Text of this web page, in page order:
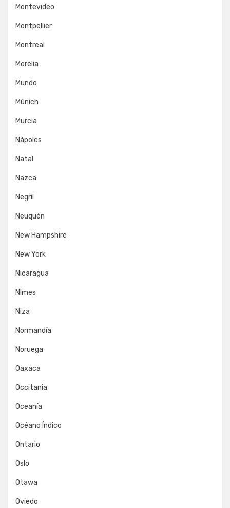
Montevideo
Montpellier
Montreal
Morelia
Mundo
Múnich
Murcia
Nápoles
Natal
Nazca
Negril
Neuquén
New Hampshire
New York
Nicaragua
NImes
Niza
Normandía
Noruega
Oaxaca
Occitania
Oceanía
Océano Índico
Ontario
Oslo
Otawa
Oviedo